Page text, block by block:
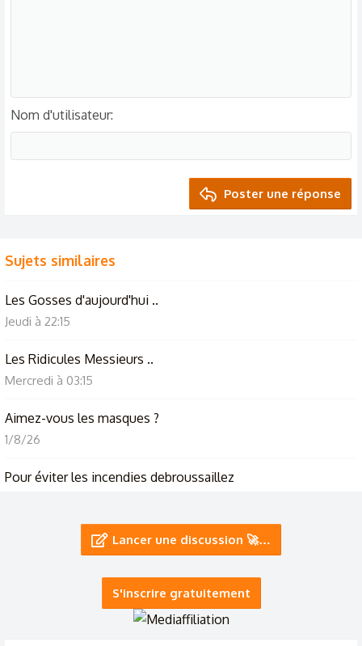
Nom d'utilisateur
Poster une réponse
Sujets similaires
Les Gosses d'aujourd'hui ..
Jeudi à 22:15
Les Ridicules Messieurs ..
Mercredi à 03:15
Aimez-vous les masques ?
1/8/26
Pour éviter les incendies debroussaillez
sauvez les crapeaux ne debrousaillez pas
Lancer une discussion 🚀…
S'inscrire gratuitement